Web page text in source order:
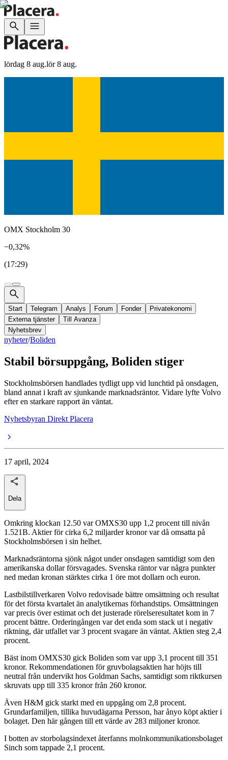
lördag 8 aug.lör 8 aug.
OMX Stockholm 30
−0,32%
(17:29)
Start Telegram Analys Forum Fonder
Privatekonomi
Externa tjänster
Till Avanza
Nyhetsbrev
nyheter/Boliden
Stabil börsuppgång, Boliden stiger
Stockholmsbörsen handlades tydligt upp vid lunchtid på onsdagen,
bland annat i kraft av sjunkande marknadsräntor. Vidare lyfte Volvo
efter en starkare rapport än väntat.
Nyhetsbyran Direkt Placera
17 april, 2024
Dela
Omkring klockan 12.50 var OMXS30 upp 1,2 procent till nivån
1.521B. Aktier för cirka 6,2 miljarder kronor var då omsatta på
Stockholmsbörsen i sin helhet.
Marknadsräntorna sjönk något under onsdagen samtidigt som den
amerikanska dollar försvagades. Svenska räntor var några punkter
ned medan kronan stärktes cirka 1 öre mot dollarn och euron.
Lastbilstillverkaren Volvo redovisade bättre omsättning och resultat
för det första kvartalet än analytikernas förhandstips. Omsättningen
var precis över estimat och det justerade rörelseresultatet kom in 7
procent bättre. Orderingången var det enda som stack ut i negativ
riktning, där utfallet var 3 procent svagare än väntat. Aktien steg 2,4
procent.
Bäst inom OMXS30 gick Boliden som var upp 3,1 procent till 351
kronor. Rekommendationen för gruvbolagsaktien har höjts till
neutral från undervikt hos Goldman Sachs, samtidigt som riktkursen
skruvats upp till 335 kronor från 260 kronor.
Även H&M gick starkt med en uppgång om 2,8 procent.
Grundarfamiljen, tillika huvudägarna Persson, har ånyo köpt aktier i
bolaget. Den här gången till ett värde av 283 miljoner kronor.
I botten av storbolagsindexet återfanns molnkommunikationsbolaget
Sinch som tappade 2,1 procent.